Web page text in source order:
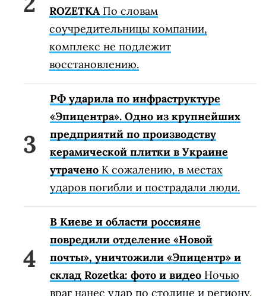
ROZETKA По словам
соучредительницы компании,
комплекс не подлежит
восстановлению.
РФ ударила по инфраструктуре
«Эпицентра». Одно из крупнейших
предприятий по производству
керамической плитки в Украине
утрачено К сожалению, в местах
ударов погибли и пострадали люди.
В Киеве и области россияне
повредили отделение «Новой
почты», уничтожили «Эпицентр» и
склад Rozetka: фото и видео Ночью
враг нанес удар по столице и региону.